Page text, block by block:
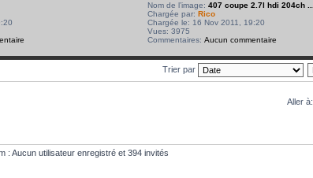
Nom de l’image: 407 coupe 2.7l hdi 204ch ...
Chargée par: Rico
Chargée le: 16 Nov 2011, 19:20
Vues: 3975
Commentaires: Aucun commentaire
Trier par
Aller à:
: Aucun utilisateur enregistré et 394 invités